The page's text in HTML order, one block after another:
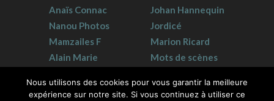
Anaïs Connac
Nanou Photos
Mamzailes F
Alain Marie
Johan Hannequin
Jordicé
Marion Ricard
Mots de scènes
Nous utilisons des cookies pour vous garantir la meilleure
expérience sur notre site. Si vous continuez à utiliser ce